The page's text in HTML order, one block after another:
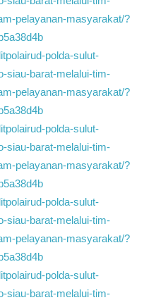
pelayanan-masyarakat/?
polda-sulut-
siau-barat-melalui-tim-
pelayanan-masyarakat/?
polda-sulut-
siau-barat-melalui-tim-
pelayanan-masyarakat/?
polda-sulut-
siau-barat-melalui-tim-
pelayanan-masyarakat/?
polda-sulut-
siau-barat-melalui-tim-